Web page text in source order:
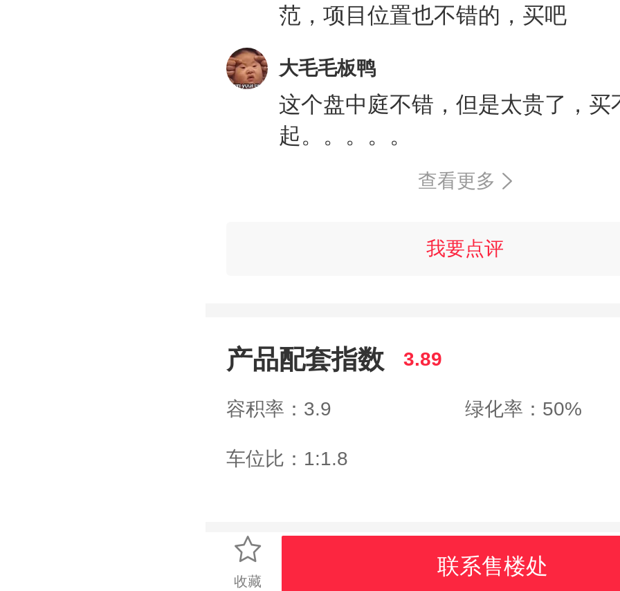
范，项目位置也不错的，买吧
大毛毛板鸭
这个盘中庭不错，但是太贵了，买
起。。。。。
查看更多
我要点评
产品配套指数 3.89
容积率：3.9 绿化率：50%
车位比：1:1.8
收藏
联系售楼处